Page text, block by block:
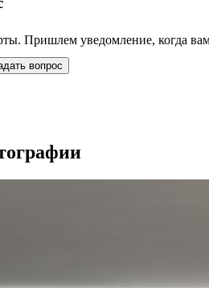
Пришлем уведомление, когда
вопрос
прочтении стиля Ар-Нуво,